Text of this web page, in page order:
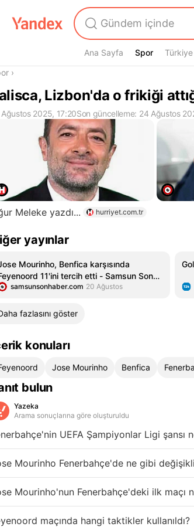
Ana Sayfa Spor
Spor Türkiye
›
Lizbon'da o frikiği
Ağustos 2025, 17:20Son güncelleme: 24 Ağustos
Meleke yazdı... hurriyet.com.tr
yayınlar
Mourinho, Benfica karşısında
11'ini tercih etti - Samsun Son
- Samsun Haber - Samsunspor
samsunsonhaber.com 20 Ağustos
fazlasını göster
konuları
Jose Mourinho Benfica
bulun
Yazeka
Arama sonuçlarına göre oluşturuldu
UEFA Şampiyonlar Ligi şansı
Mourinho Fenerbahçe'de ne gibi
Mourinho'nun Fenerbahçe'deki ilk maçı
maçında hangi taktikler kullanıldı?